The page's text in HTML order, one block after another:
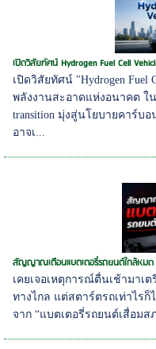
เปิดวิสัยทัศน์ Hydrogen Fuel Cell
เปิดวิสัยทัศน์ "Hydrogen Fuel
พลังงานสะอาดแห่งอนาคต ใ
transition มุ่งสู่นโยบายคาร์บ
อาจเ...
สัญญาณเตือนแบตเตอรี่รถยนต์ใกล้หมด
เคยเจอเหตุการณ์ตื่นเช้ามาเ
ทางไกล แต่สตาร์ตรถเท่าไร
จาก “แบตเตอรี่รถยนต์เสื่อมส